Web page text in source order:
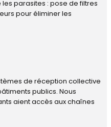
parasites : pose de filtres
pour éliminer les
de réception collective
publics. Nous
aient accès aux chaînes